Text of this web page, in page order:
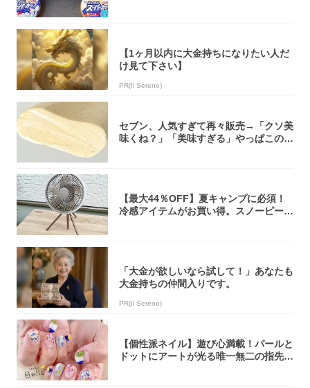
【1ヶ月以内に大金持ちになりたい人だ
け見て下さい】
PR(Il Sereno)
セブン、人気すぎて再々販売→「クソ美
味くね？」「美味すぎる」やっぱこのク
【最大44％OFF】夏キャンプに必須！
冷感アイテムがお買い得。スノーピー
「大金が欲しいなら試して！」あなたも
大金持ちの仲間入りです。
PR(Il Sereno)
【個性派ネイル】遊び心満載！パールと
ドットにアートが光る唯一無二の指先が